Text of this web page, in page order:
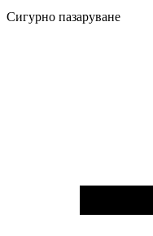
Сигурно пазаруване